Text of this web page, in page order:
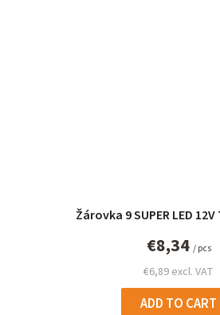
Žárovka 9 SUPER LED
€6,89 excl. VAT
€8,34 / pcs
ADD TO CART